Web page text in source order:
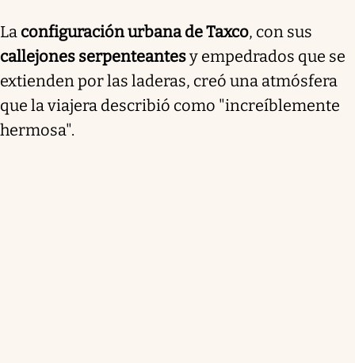
La configuración urbana de Taxco, con sus
callejones serpenteantesy empedrados que se
extienden por las laderas, creó una atmósfera
que la viajera describió como "increíblemente
hermosa".